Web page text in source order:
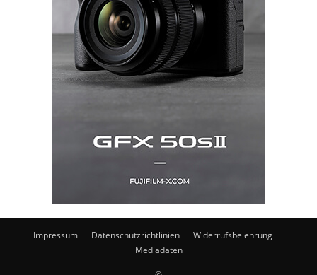
Impressum Datenschutzrichtlinien
Widerrufsbelehrung
Mediadaten